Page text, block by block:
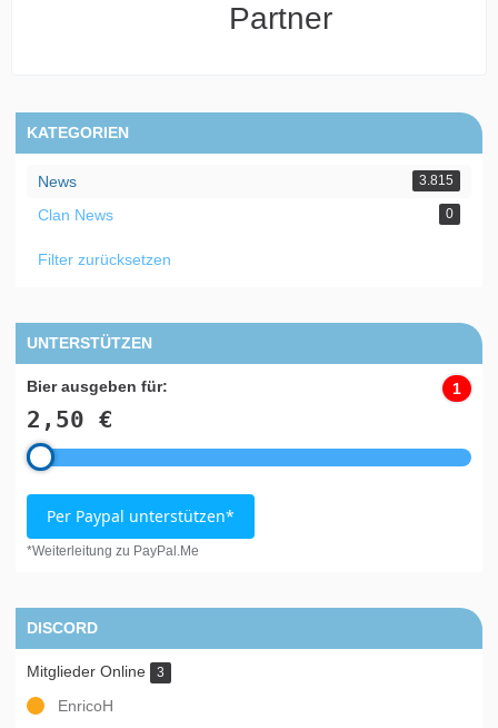
Partner
KATEGORIEN
News 3.815
Clan News 0
Filter zurücksetzen
UNTERSTÜTZEN
Bier ausgeben für:
2,50 €
1
Per Paypal unterstützen*
*Weiterleitung zu PayPal.Me
DISCORD
Mitglieder Online 3
EnricoH